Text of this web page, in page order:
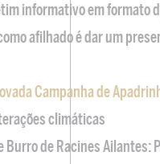
informativo em formato
afilhado é dar um
Campanha de
climáticas
Burro de Racines